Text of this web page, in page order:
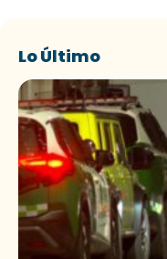
Lo Último